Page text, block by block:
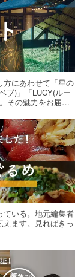
方にあわせて「星の
ブ)」「LUCY(ルー
その魅力をお届け
ている。地元編集者
ます。見ればきっ